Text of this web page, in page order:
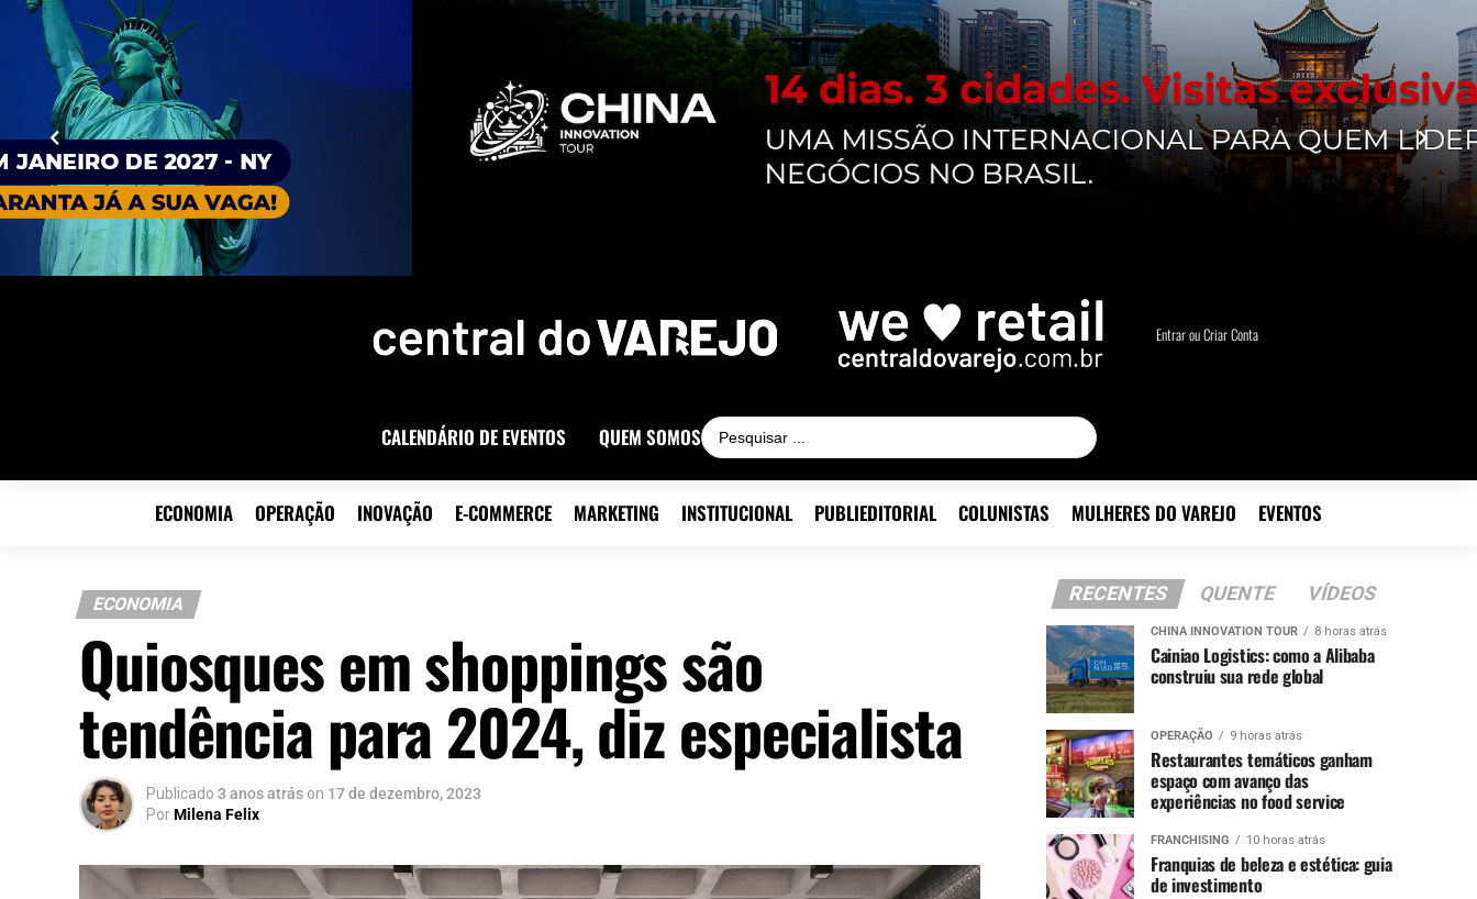
Entrar ou Criar Conta
CALENDÁRIO DE EVENTOS QUEM SOMOS
ECONOMIA OPERAÇÃO INOVAÇÃO E-COMMERCE MARKETING INSTITUCIONAL PUBLIEDITORIAL COLUNISTAS MULHERES DO VAREJO EVENTOS
ECONOMIA
Quiosques em shoppings são
tendência para 2024, diz especialista
Publicado 3 anos atrás on 17 de dezembro, 2023
PorMilena Felix
RECENTES QUENTE VÍDEOS
CHINA INNOVATION TOUR 8 horas atrás
Cainiao Logistics: como a Alibaba
construiu sua rede global
OPERAÇÃO 9 horas atrás
Restaurantes temáticos ganham
espaço com avanço das
experiências no food service
FRANCHISING 10 horas atrás
Franquias de beleza e estética: guia
de investimento